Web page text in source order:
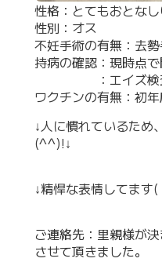
性格：とてもおとな
性別：オス
不妊手術の有無：去
持病の確認：現時点
：エイズ検査
ワクチンの有無：初
↓人に慣れているため
(^^)!↓
↓精悍な表情してます(
ご連絡先：里親様が
させて頂きました。